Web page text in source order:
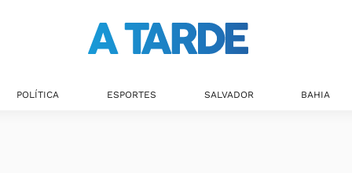
POLÍTICA ESPORTES SALVADOR BAHIA